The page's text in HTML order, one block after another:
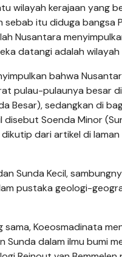
wilayah kerajaan yang
sebab itu diduga bangsa
Nusantara
datangi adalah wilayah
bahwa
pulau-pulaunya besar
Besar), sedangkan di
Soenda Minor
dari artikel di laman
Sunda Kecil,
pustaka geologi-
sama, Koeosmadinata
Sunda dalam ilmu bumi